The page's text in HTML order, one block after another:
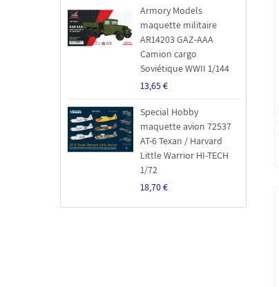
Armory Models
maquette militaire
AR14203 GAZ-AAA
Camion cargo
Soviétique WWII 1/144
13,65 €
Special Hobby
maquette avion 72537
AT-6 Texan / Harvard
Little Warrior HI-TECH
1/72
18,70 €